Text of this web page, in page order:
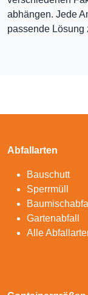
abhängen. Jede
passende Lösung
Abfallarten
Bauschutt
Sperrmüll
Baumischabfall
Gartenabfall
Alle